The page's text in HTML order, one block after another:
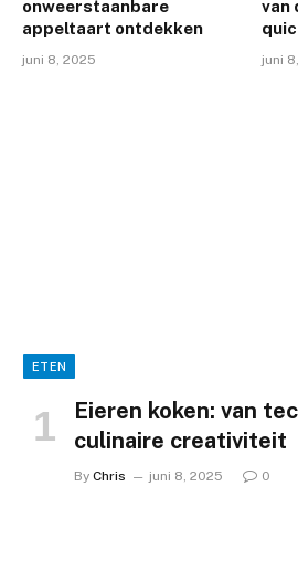
onweerstaanbare
appeltaart ontdekken
juni 8, 2025
van
juni
ETEN
Eieren koken: van
culinaire creativiteit
By Chris juni 8, 2025 0